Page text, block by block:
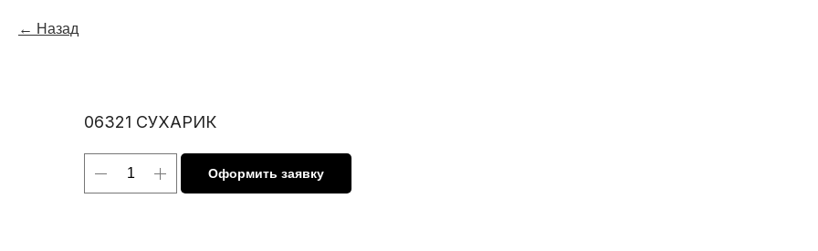
Назад
06321 СУХАРИК
Оформить заявку